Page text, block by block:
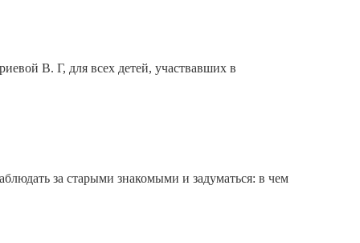
В. Г, для всех детей, участвавших в
за старыми знакомыми и задуматься: в чем